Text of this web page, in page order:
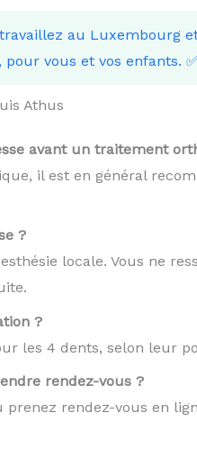
au Luxembourg et
vous et vos enfants. ✅
Athus
avant un traitement
il est en général
?
locale. Vous ne
?
les 4 dents, selon leur
rendez-vous ?
rendez-vous en